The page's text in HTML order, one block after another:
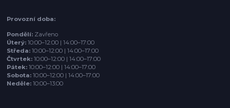
Provozní doba:
Pondělí: Zavřeno
Úterý: 10:00–12:00 | 14:00–17:00
Středa: 10:00–12:00 | 14:00–17:00
Čtvrtek: 10:00–12:00 | 14:00–17:00
Pátek: 10:00–12:00 | 14:00–17:00
Sobota: 10:00–12:00 | 14:00–17:00
Neděle: 10:00–13:00